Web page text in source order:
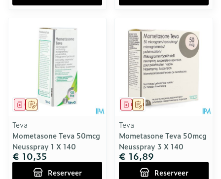
Op voorschrift
Geneesmiddel
Teva
Mometasone Teva 50mcg
Neusspray 1 X 140
€ 10,35
Reserveer
Op voorschrift
Geneesmiddel
Teva
Mometasone Teva 50mcg
Neusspray 3 X 140
€ 16,89
Reserveer